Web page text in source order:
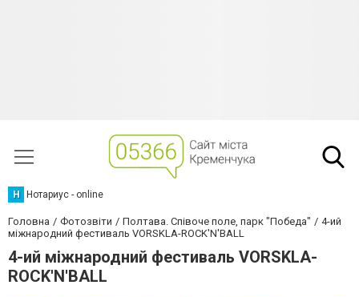
Н Нотариус - online
Головна Фотозвіти Полтава. Співоче поле, парк "Победа"
4-ий
міжнародний фестиваль VORSKLA-ROCK'N'BALL
4-ий міжнародний фестиваль VORSKLA-
ROCK'N'BALL